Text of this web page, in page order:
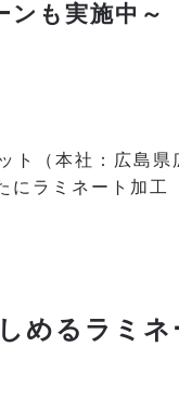
も実施中～
（本社：広島
ラミネート加工
めるラミネ